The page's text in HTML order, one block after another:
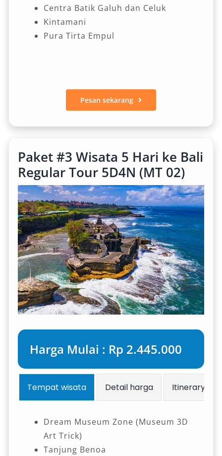
Centra Batik Galuh dan Celuk
Kintamani
Pura Tirta Empul
Pesan sekarang
Paket #3 Wisata 5 Hari ke Bali
Regular Tour 5D4N (MT 02)
Harga Mulai : Rp 2.445.000
Tempat wisata Detail harga Itinerary
Dream Museum Zone (Museum 3D
Art Trick)
Tanjung Benoa